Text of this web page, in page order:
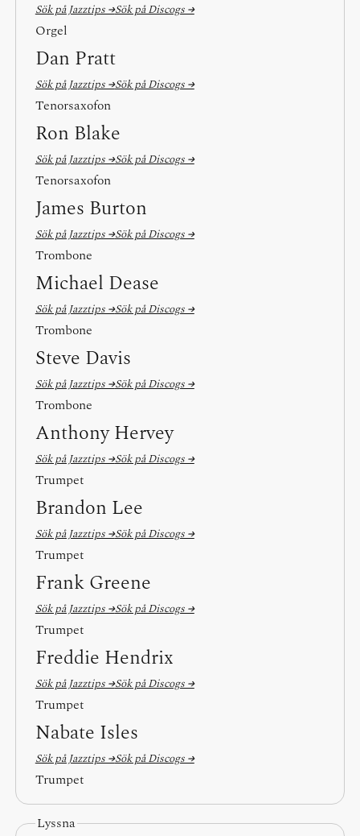
Sök på Jazztips →Sök på Discogs →
Orgel
Dan Pratt
Sök på Jazztips →Sök på Discogs →
Tenorsaxofon
Ron Blake
Sök på Jazztips →Sök på Discogs →
Tenorsaxofon
James Burton
Sök på Jazztips →Sök på Discogs →
Trombone
Michael Dease
Sök på Jazztips →Sök på Discogs →
Trombone
Steve Davis
Sök på Jazztips →Sök på Discogs →
Trombone
Anthony Hervey
Sök på Jazztips →Sök på Discogs →
Trumpet
Brandon Lee
Sök på Jazztips →Sök på Discogs →
Trumpet
Frank Greene
Sök på Jazztips →Sök på Discogs →
Trumpet
Freddie Hendrix
Sök på Jazztips →Sök på Discogs →
Trumpet
Nabate Isles
Sök på Jazztips →Sök på Discogs →
Trumpet
Lyssna